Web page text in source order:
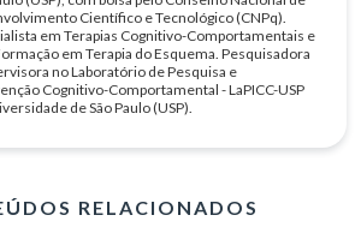
Científico e Tecnológico (CNPq).
em Terapias Cognitivo-Comportamentais e
em Terapia do Esquema. Pesquisadora
no Laboratório de Pesquisa e
Cognitivo-Comportamental - LaPICC-USP
de São Paulo (USP).
RELACIONADOS